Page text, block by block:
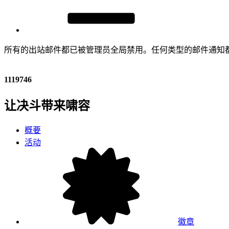
所有的出站邮件都已被管理员全局禁用。任何类型的邮件通知
1119746
让决斗带来啸容
概要
活动
徽章